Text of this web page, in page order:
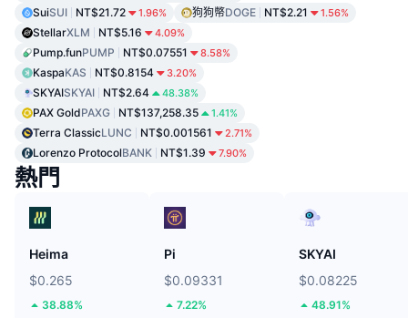
SuiSUI NT$21.72 1.96% 狗狗幣DOGE NT$2.21 1.56%
StellarXLM NT$5.16 4.09%
Pump.funPUMP NT$0.07551 8.58%
KaspaKAS NT$0.8154 3.20%
SKYAISKYAI NT$2.64 48.38%
PAX GoldPAXG NT$137,258.35 1.41%
Terra ClassicLUNC NT$0.001561 2.71%
Lorenzo ProtocolBANK NT$1.39 7.90%
熱門
Heima
$0.265
38.88%
Pi
$0.09331
7.22%
SKYAI
$0.08225
48.91%